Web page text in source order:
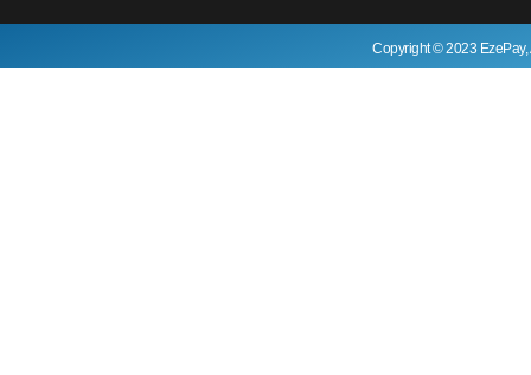
Copyright © 2023